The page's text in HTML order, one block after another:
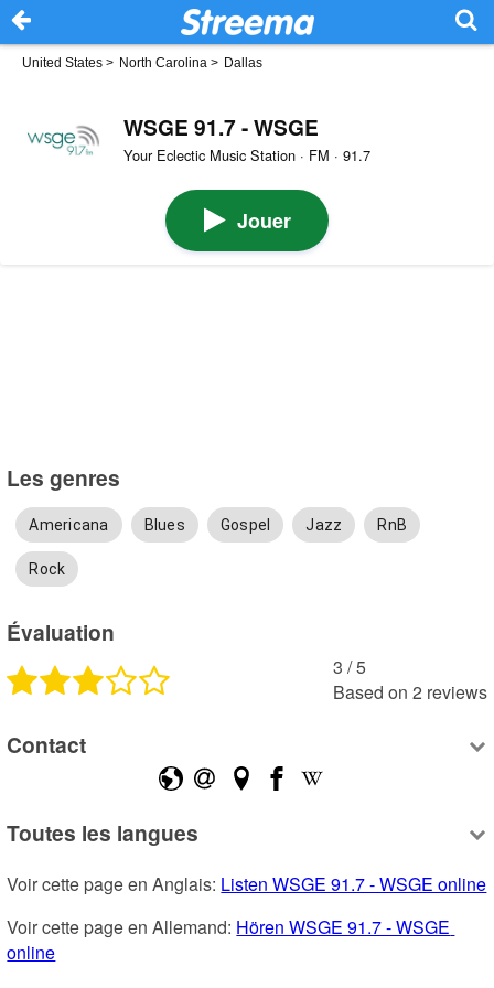
United States > North Carolina > Dallas
WSGE 91.7 - WSGE
Your Eclectic Music Station · FM · 91.7
Jouer
Les genres
Americana Blues Gospel Jazz RnB
Rock
Évaluation
3 /5
Based on 2 reviews
Contact
Toutes les langues
Voir cette page en Anglais: Listen WSGE 91.7 - WSGE online
Voir cette page en Allemand: Hören WSGE 91.7 - WSGE
online